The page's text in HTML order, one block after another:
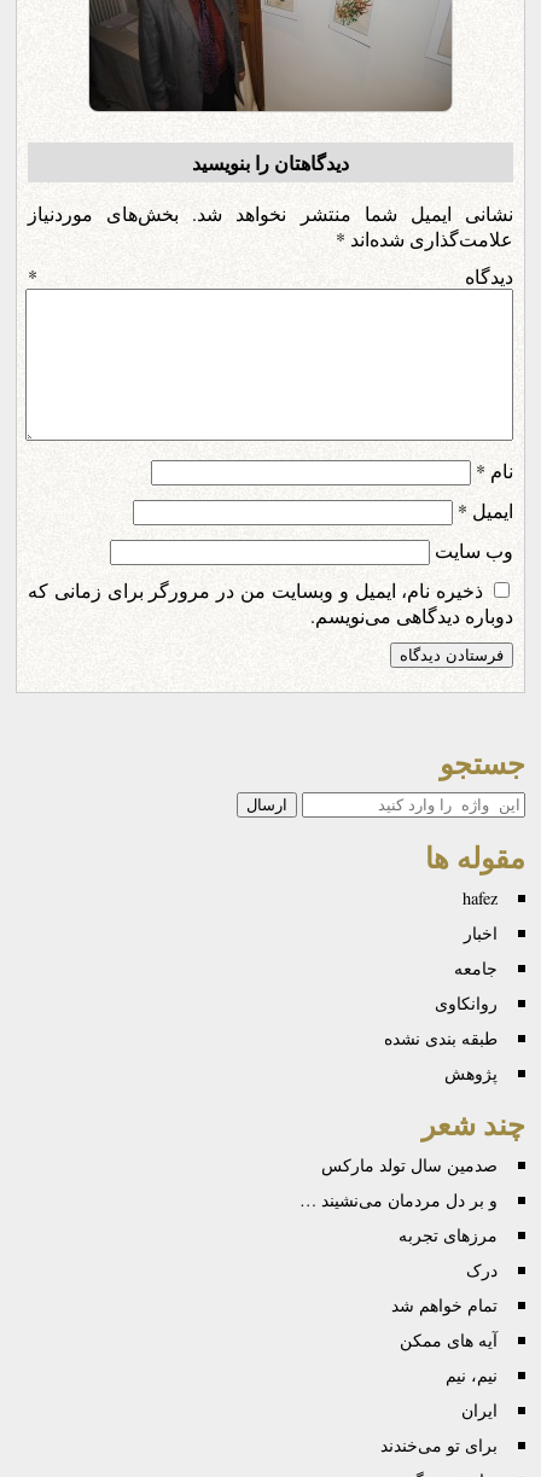
دیدگاهتان را بنویسید
نشانی ایمیل شما منتشر نخواهد شد.
بخش‌های موردنیاز
علامت‌گذاری شده‌اند *
دیدگاه *
نام *
ایمیل *
وب‌ سایت
ذخیره نام، ایمیل و وبسایت من در مرورگر برای زمانی که
دوباره دیدگاهی می‌نویسم.
جستجو
جستجو
مقوله ها
hafez
اخبار
جامعه
روانكاوی
طبقه بندی نشده
پژوهش
چند شعر
صدمین سال تولد مارکس
و بر دل مردمان می‌نشیند …
مرزهای تجربه
درک
تمام خواهم شد
آیه های ممکن
نیم، نیم
ایران
برای تو می‌خندند